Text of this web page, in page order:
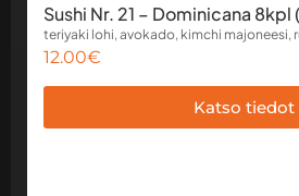
Sushi Nr. 21 – Dominicana 8kpl
teriyaki lohi, avokado, kimchi majoneesi,
12.00€
Katso tiedot